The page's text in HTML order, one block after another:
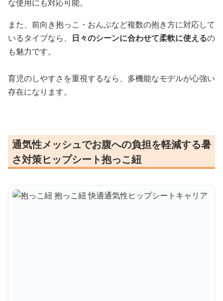
な使用にも対応可能。
また、前向き抱っこ・おんぶなど複数の抱き方に対応して
いるタイプなら、 日々のシーンに合わせて柔軟に使えるの
も魅力です。
育児のしやすさを重視するなら、多機能なモデルが心強い
存在になります。
通気性メッシュでお腹への負担を軽減する暑
さ対策ヒップシート抱っこ紐